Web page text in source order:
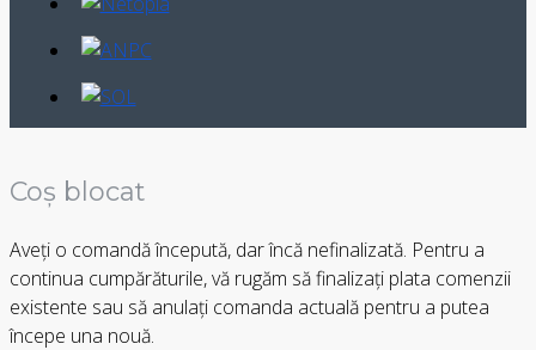
Coș blocat
Aveți o comandă începută, dar încă nefinalizată. Pentru a
continua cumpărăturile, vă rugăm să finalizați plata comenzii
existente sau să anulați comanda actuală pentru a putea
începe una nouă.